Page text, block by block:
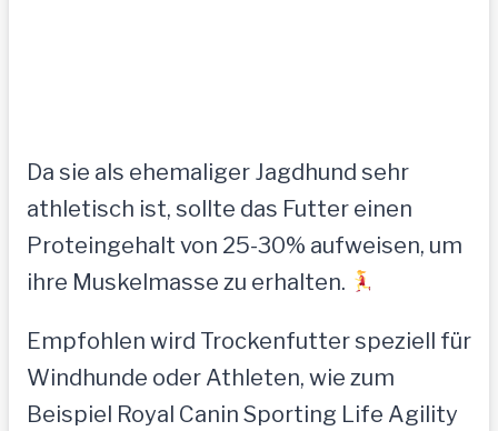
Da sie als ehemaliger Jagdhund sehr
athletisch ist, sollte das Futter einen
Proteingehalt von 25-30% aufweisen, um
ihre Muskelmasse zu erhalten.
Empfohlen wird Trockenfutter speziell für
Windhunde oder Athleten, wie zum
Beispiel Royal Canin Sporting Life Agility